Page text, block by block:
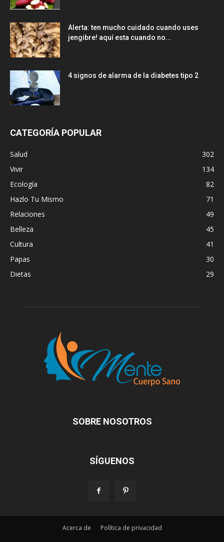
Alerta: ten mucho cuidado cuando uses
jengibre! aquí esta cuando no...
4 signos de alarma de la diabetes tipo 2
CATEGORÍA POPULAR
Salud
302
Vivir
134
Ecología
82
Hazlo Tu Mismo
71
Relaciones
49
Belleza
45
Cultura
41
Papas
30
Dietas
29
SOBRE NOSOTROS
SÍGUENOS
Acerca de Política de privacidad